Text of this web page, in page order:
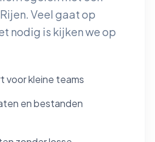
Veel gaat op
nodig is kijken we op
voor kleine teams
en bestanden